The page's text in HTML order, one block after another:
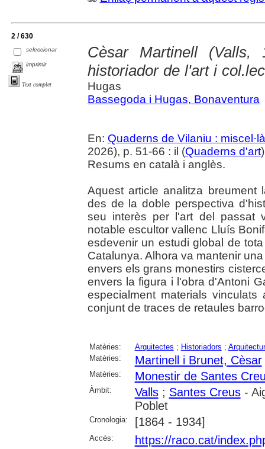
2 / 630
seleccionar
imprimir
Text complet
Cèsar Martinell
historiador de l'art i
Hugas
Bassegoda i Hugas, Bonaventura
En: Quaderns de Vilaniu :
2026), p. 51-66 : il (Quaderns d'art
Resums en català i anglès.
Aquest article analitza breument
des de la doble perspectiva
seu interès per l'art del passat
notable escultor vallenc Lluís
esdevenir un estudi global de
Catalunya. Alhora va mantenir
envers els grans monestirs
envers la figura i l'obra d'Antoni
especialment materials
conjunt de traces de retaules
Matèries: Arquitectes ; Historiadors ;
Matèries:
Martinell i Brunet, Cèsar
Matèries: Monestir de Santes
Àmbit: Valls; Santes Creus-
Poblet
Cronologia: [1864 - 1934]
Accés: https://raco.cat/